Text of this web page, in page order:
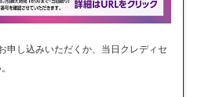
申し込みいただくか、当日クレディセ